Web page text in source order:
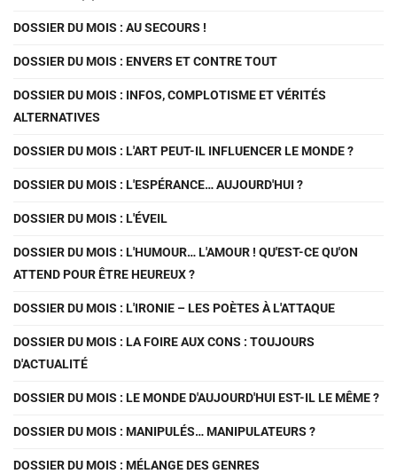
DOSSIER DU MOIS : AU SECOURS !
DOSSIER DU MOIS : ENVERS ET CONTRE TOUT
DOSSIER DU MOIS : INFOS, COMPLOTISME ET VÉRITÉS
ALTERNATIVES
DOSSIER DU MOIS : L'ART PEUT-IL INFLUENCER LE MONDE ?
DOSSIER DU MOIS : L'ESPÉRANCE… AUJOURD'HUI ?
DOSSIER DU MOIS : L'ÉVEIL
DOSSIER DU MOIS : L'HUMOUR… L'AMOUR ! QU'EST-CE QU'ON
ATTEND POUR ÊTRE HEUREUX ?
DOSSIER DU MOIS : L'IRONIE – LES POÈTES À L'ATTAQUE
DOSSIER DU MOIS : LA FOIRE AUX CONS : TOUJOURS
D'ACTUALITÉ
DOSSIER DU MOIS : LE MONDE D'AUJOURD'HUI EST-IL LE MÊME ?
DOSSIER DU MOIS : MANIPULÉS… MANIPULATEURS ?
DOSSIER DU MOIS : MÉLANGE DES GENRES